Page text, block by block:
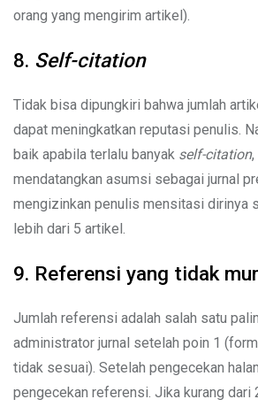
orang yang mengirim artikel).
8. Self-citation
Tidak bisa dipungkiri bahwa jumlah
dapat meningkatkan reputasi penulis.
baik apabila terlalu banyak self-citation,
mendatangkan asumsi sebagai jurnal
mengizinkan penulis mensitasi dirinya
lebih dari 5 artikel.
9. Referensi yang tidak
Jumlah referensi adalah salah satu
administrator jurnal setelah poin 1
tidak sesuai). Setelah pengecekan
pengecekan referensi. Jika kurang dari